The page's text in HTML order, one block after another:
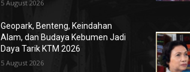
5 August 2026
Geopark, Benteng, Keindahan
Alam, dan Budaya Kebumen Jadi
Daya Tarik KTM 2026
5 August 2026